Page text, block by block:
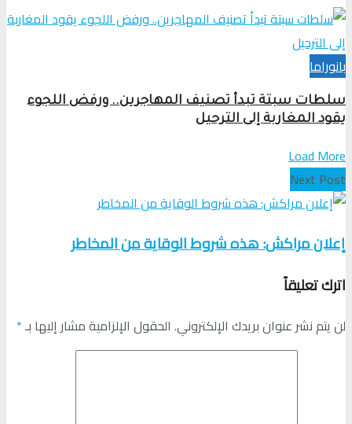
بانوراما
سلطات سبتة تبدأ تصنيف المهاجرين.. ورفض اللجوء
يقود المغاربة إلى الترحيل
Load More
Next Post
إعلان مراكش: هذه شروط الوقاية من المخاطر
اترك تعليقاً
لن يتم نشر عنوان بريدك الإلكتروني. الحقول الإلزامية مشار إليها بـ*